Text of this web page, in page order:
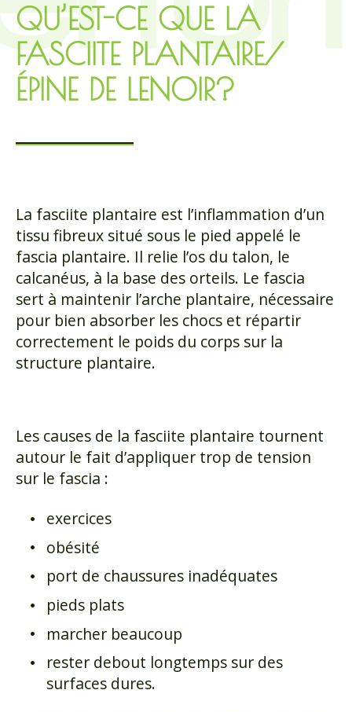
QU’EST-CE QUE LA
FASCIITE PLANTAIRE/
ÉPINE DE LENOIR?
La fasciite plantaire est l’inflammation d’un
tissu fibreux situé sous le pied appelé le
fascia plantaire. Il relie l’os du talon, le
calcanéus, à la base des orteils. Le fascia
sert à maintenir l’arche plantaire, nécessaire
pour bien absorber les chocs et répartir
correctement le poids du corps sur la
structure plantaire.
Les causes de la fasciite plantaire tournent
autour le fait d’appliquer trop de tension
sur le fascia :
exercices
obésité
port de chaussures inadéquates
pieds plats
marcher beaucoup
rester debout longtemps sur des
surfaces dures.